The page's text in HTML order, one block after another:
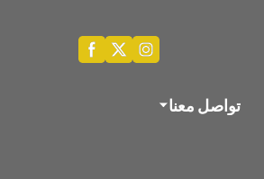
تواصل معنا